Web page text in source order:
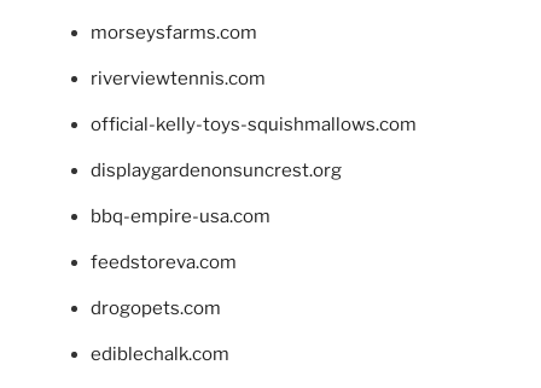
morseysfarms.com
riverviewtennis.com
official-kelly-toys-squishmallows.com
displaygardenonsuncrest.org
bbq-empire-usa.com
feedstoreva.com
drogopets.com
ediblechalk.com